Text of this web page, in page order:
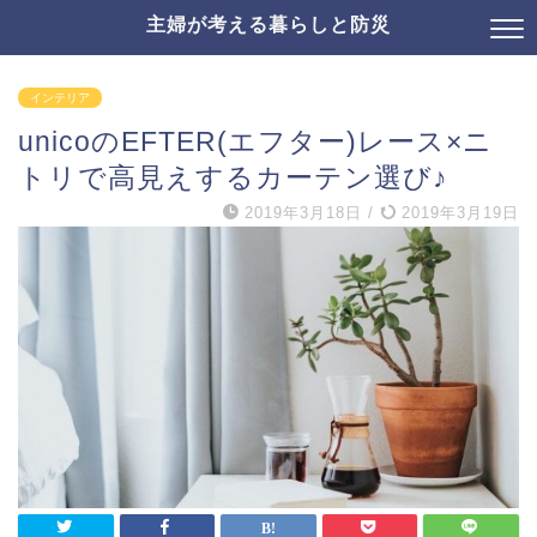
主婦が考える暮らしと防災
インテリア
unicoのEFTER(エフター)レース×ニ
トリで高見えするカーテン選び♪
2019年3月18日 / 2019年3月19日